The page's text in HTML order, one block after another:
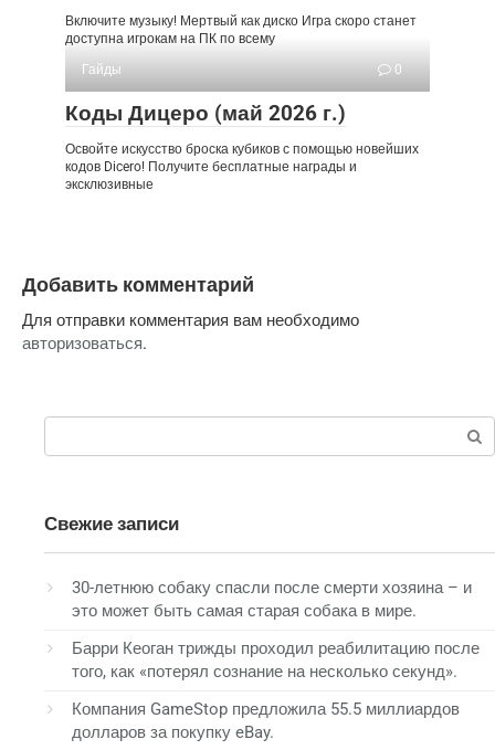
Включите музыку! Мертвый как диско Игра скоро станет
доступна игрокам на ПК по всему
Гайды
0
Коды Дицеро (май 2026 г.)
Освойте искусство броска кубиков с помощью новейших
кодов Dicero! Получите бесплатные награды и
эксклюзивные
Добавить комментарий
Для отправки комментария вам необходимо
авторизоваться.
Свежие записи
30-летнюю собаку спасли после смерти хозяина – и
это может быть самая старая собака в мире.
Барри Кеоган трижды проходил реабилитацию после
того, как «потерял сознание на несколько секунд».
Компания GameStop предложила 55.5 миллиардов
долларов за покупку eBay.